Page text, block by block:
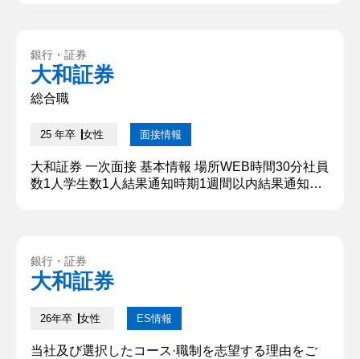
態であり、本人は平均点到達を目標としていまし
た。私は、過去の成績や勉強への姿勢を確認し、勉
強方法に対する自信...
銀行・証券
大和証券
総合職
25 年卒 女性 面接情報
大和証券 一次面接 基本情報 場所WEB時間30分社員
数1人学生数1人結果通知時期1週間以内結果通知方
【深掘質問】 なぜそのような軸を持っているのです
か。 【深堀質問回答】 私の強みとして、相手の状
銀行・証券
大和証券
26年卒 女性 ES情報
当社及び選択したコース·職制を志望する理由をご